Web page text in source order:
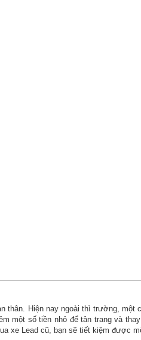
Hiện nay ngoài thì trường,
một số tiền nhỏ để tân trang và
xe Lead cũ, bạn sẽ tiết kiệm được